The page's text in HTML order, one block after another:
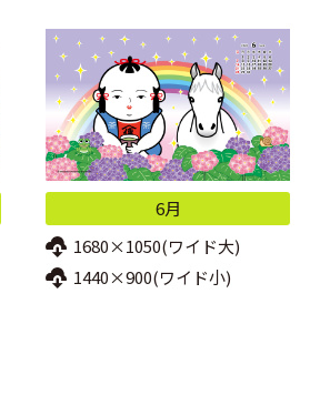
6月
1680×1050(ワイド大)
1440×900(ワイド小)